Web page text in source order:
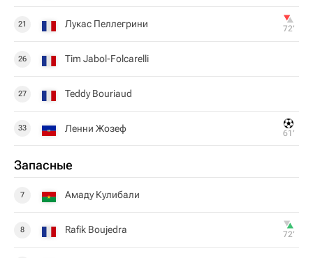
21 Лукас Пеллегрини 72‎’‎
26 Tim Jabol-Folcarelli
27 Teddy Bouriaud
33 Ленни Жозеф 61‎’‎
Запасные
7 Амаду Кулибали
8 Rafik Boujedra 72‎’‎